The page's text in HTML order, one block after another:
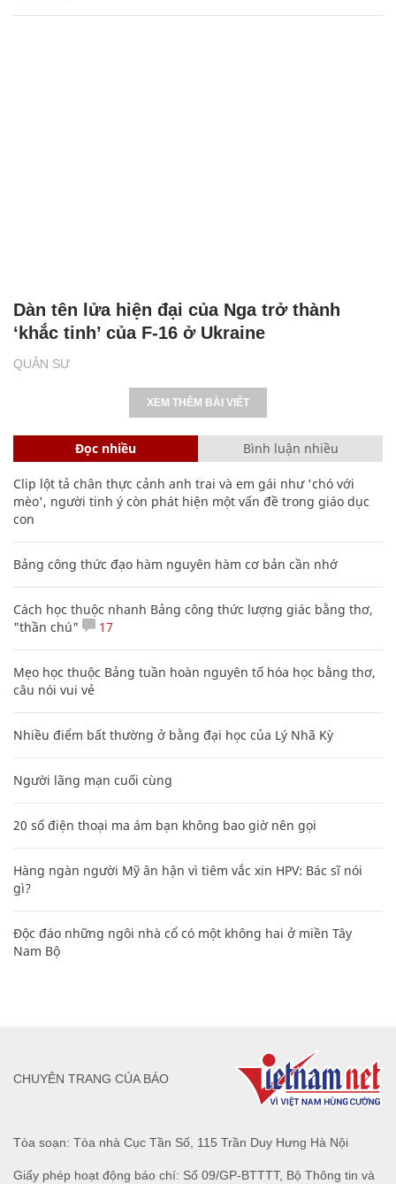
QUÂN SỰ
Dàn tên lửa hiện đại của Nga trở thành
‘khắc tinh’ của F-16 ở Ukraine
XEM THÊM BÀI VIẾT
Đọc nhiều Bình luận nhiều
Clip lột tả chân thực cảnh anh trai và em gái như 'chó với
mèo', người tinh ý còn phát hiện một vấn đề trong giáo dục
con
Bảng công thức đạo hàm nguyên hàm cơ bản cần nhớ
Cách học thuộc nhanh Bảng công thức lượng giác bằng thơ,
"thần chú"
17
Mẹo học thuộc Bảng tuần hoàn nguyên tố hóa học bằng thơ,
câu nói vui vẻ
Nhiều điểm bất thường ở bằng đại học của Lý Nhã Kỳ
Người lãng mạn cuối cùng
20 số điện thoại ma ám bạn không bao giờ nên gọi
Hàng ngàn người Mỹ ân hận vì tiêm vắc xin HPV: Bác sĩ nói
gì?
Độc đáo những ngôi nhà cổ có một không hai ở miền Tây
Nam Bộ
Tòa soạn: Tòa nhà Cục Tần Số, 115 Trần Duy Hưng Hà Nội
Giấy phép hoạt động báo chí: Số 09/GP-BTTTT, Bộ Thông tin và
CHUYÊN TRANG CỦA BÁO